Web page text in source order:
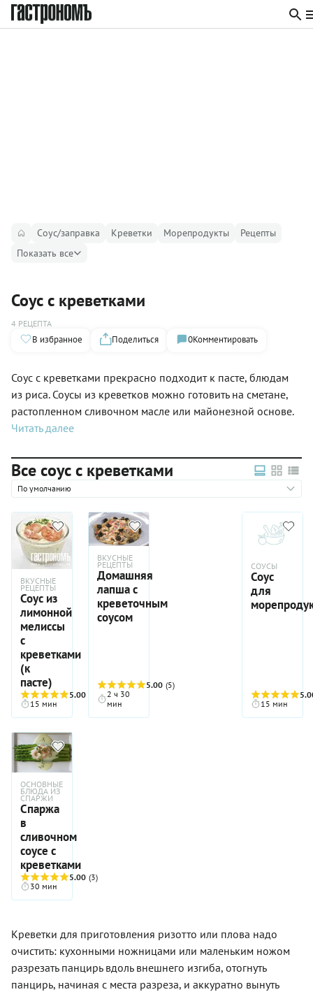
Соус/заправка Креветки Морепродукты
Рецепты
Показать все
Соус с креветками
4 РЕЦЕПТА
В избранное Поделиться 0Комментировать
Соус с креветками прекрасно подходит к пасте, блюдам
из риса. Соусы из креветков можно готовить на сметане,
растопленном сливочном масле или майонезной основе.
Читать далее
Все соус с креветками
По умолчанию
ВКУСНЫЕ
РЕЦЕПТЫ
Соус из
лимонной
мелиссы
с
креветками
(к
пасте)
5.00
15 мин
ВКУСНЫЕ
РЕЦЕПТЫ
Домашняя
лапша с
креветочным
соусом
5.00 (5)
2 ч 30
мин
СОУСЫ
Соус
для
15 мин
ОСНОВНЫЕ
БЛЮДА ИЗ
СПАРЖИ
Спаржа
в
сливочном
соусе с
креветками
5.00 (3)
30 мин
Креветки для приготовления ризотто или плова надо
очистить: кухонными ножницами или маленьким ножом
разрезать панцирь вдоль внешнего изгиба, отогнуть
панцирь, начиная с места разреза, и аккуратно вынуть